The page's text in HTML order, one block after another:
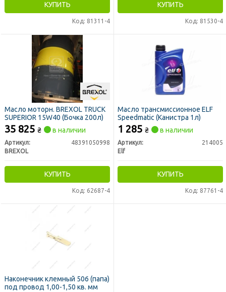
КУПИТЬ
Код: 81311-4
КУПИТЬ
Код: 81530-4
Масло моторн. BREXOL TRUCK
SUPERIOR 15W40 (Бочка 200л)
35 825 ₴ в наличии
Артикул:
48391050998
BREXOL
КУПИТЬ
Код: 62687-4
Масло трансмиссионное ELF
Speedmatic (Канистра 1л)
1 285 ₴ в наличии
Артикул:
214005
Elf
КУПИТЬ
Код: 87761-4
Наконечник клемный 506 (папа)
под провод 1,00-1,50 кв. мм